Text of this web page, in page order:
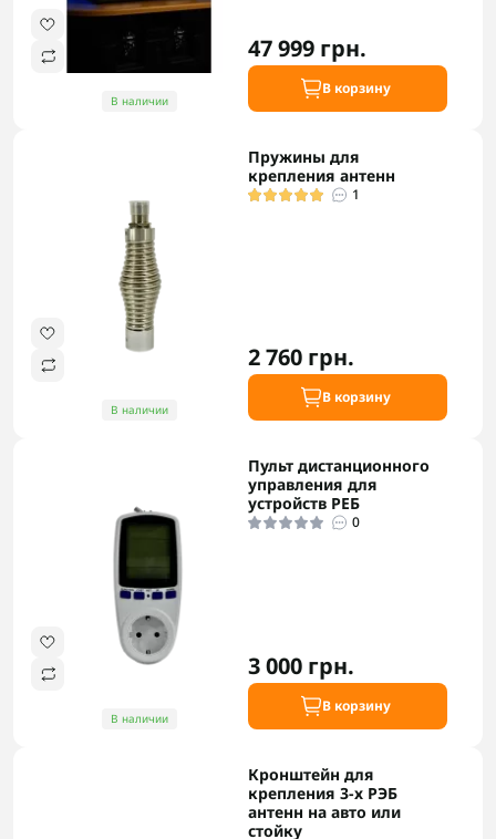
В наличии
47 999 грн.
В корзину
В наличии
Пружины для
крепления антенн
1
2 760 грн.
В корзину
В наличии
Пульт дистанционного
управления для
устройств РЕБ
0
3 000 грн.
В корзину
Кронштейн для
крепления 3-х РЭБ
антенн на авто или
стойку